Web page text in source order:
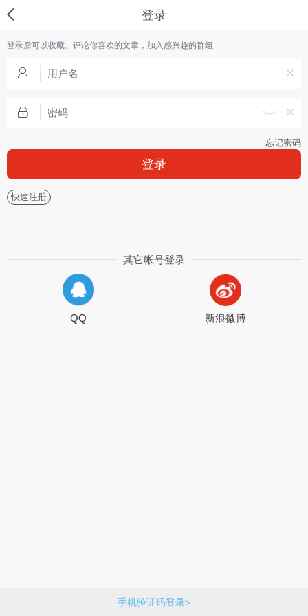
登录
登录后可以收藏、评论你喜欢的文章，加入感兴趣的群组
忘记密码
登录
快速注册
手机验证码登录>
其它帐号登录
QQ 新浪微博